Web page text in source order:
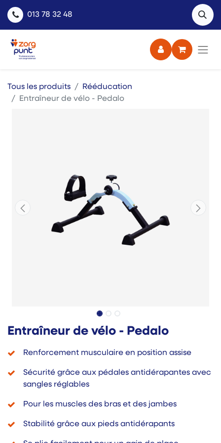
013 78 32 48
Tous les produits
Rééducation
Entraîneur de vélo - Pedalo
Entraîneur de vélo - Pedalo
Renforcement musculaire en position assise
Sécurité grâce aux pédales antidérapantes avec
sangles réglables
Pour les muscles des bras et des jambes
Stabilité grâce aux pieds antidérapants